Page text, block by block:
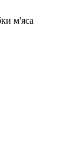
м'яса